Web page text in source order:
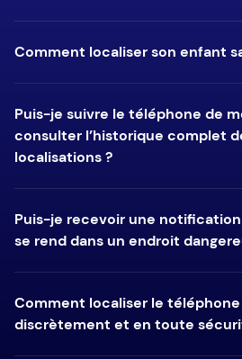
Comment localiser son enfant
Puis-je suivre le téléphone de
consulter l’historique complet
localisations ?
Puis-je recevoir une
se rend dans un endroit
Comment localiser le
discrètement et en toute